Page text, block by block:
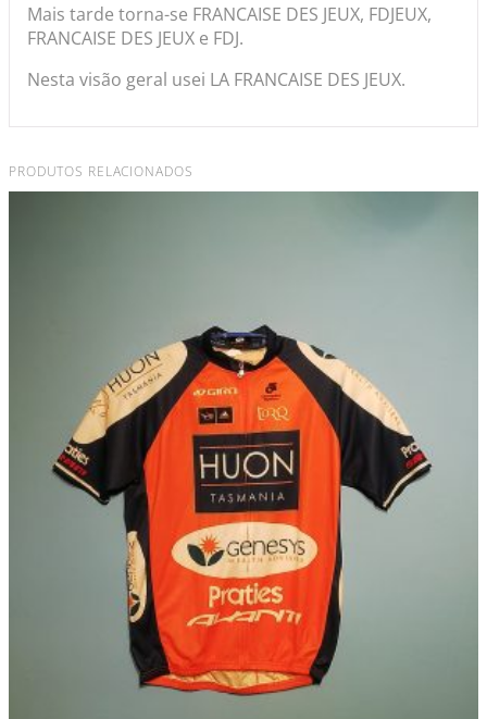
Mais tarde torna-se FRANCAISE DES JEUX, FDJEUX,
FRANCAISE DES JEUX e FDJ.
Nesta visão geral usei LA FRANCAISE DES JEUX.
PRODUTOS RELACIONADOS